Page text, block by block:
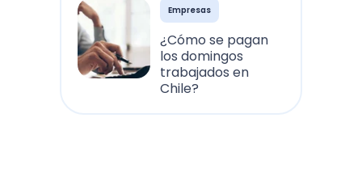
Empresas
¿Cómo se pagan
los domingos
trabajados en
Chile?